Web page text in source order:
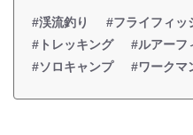
#渓流釣り #フライフィッ
#トレッキング
#ルアーフ
#ソロキャンプ
#ワークマ